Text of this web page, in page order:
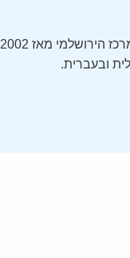
ובעברית.